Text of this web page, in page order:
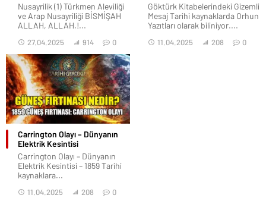
Nusayrilik (1) Türkmen Aleviliği
ve Arap Nusayriliği BİSMİŞAH
ALLAH, ALLAH.!...
27.04.2025 914 0
Göktürk Kitabelerindeki Gizemli
Mesaj Tarihi kaynaklarda Orhun
Yazıtları olarak biliniyor....
11.04.2025 208 0
Carrington Olayı – Dünyanın
Elektrik Kesintisi
Carrington Olayı – Dünyanın
Elektrik Kesintisi – 1859 Tarihi
kaynaklara...
11.04.2025 208 0